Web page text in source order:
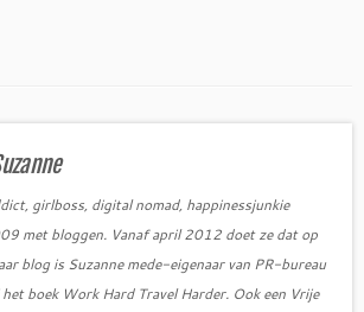
girlboss, digital nomad, happinessjunkie
met bloggen. Vanaf april 2012 doet ze dat op
blog is Suzanne mede-eigenaar van PR-bureau
boek Work Hard Travel Harder. Ook een Vrije